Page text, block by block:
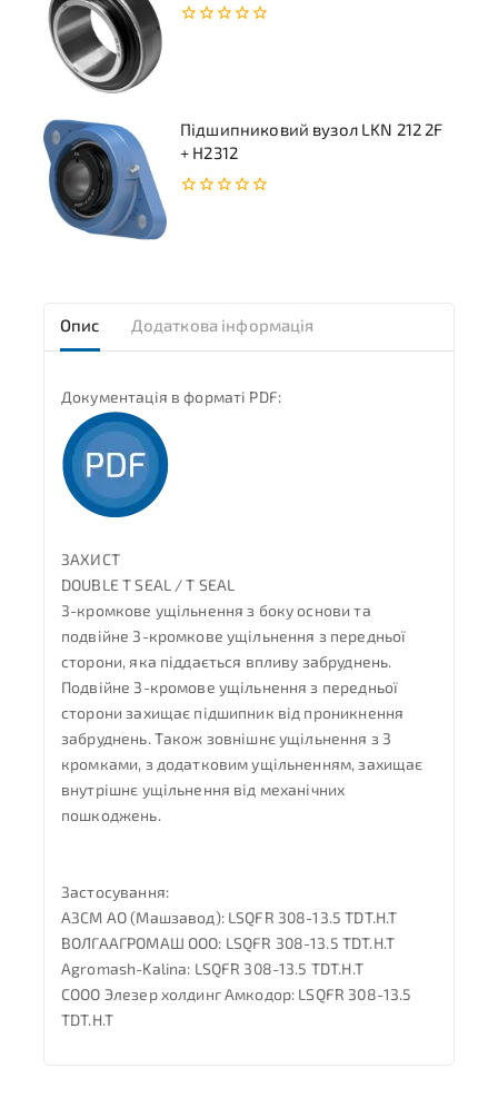
Підшипниковий вузол LKN 212 2F
+ H2312
Опис Додаткова інформація
Документація в форматі PDF:
ЗАХИСТ
DOUBLE T SEAL / T SEAL
3-кромкове ущільнення з боку основи та
подвійне 3-кромкове ущільнення з передньої
сторони, яка піддається впливу забруднень.
Подвійне 3-кромове ущільнення з передньої
сторони захищає підшипник від проникнення
забруднень. Також зовнішнє ущільнення з 3
кромками, з додатковим ущільненням, захищає
внутрішнє ущільнення від механічних
пошкоджень.
Застосування:
АЗСМ АО (Машзавод): LSQFR 308-13.5 TDT.H.T
ВОЛГААГРОМАШ ООО: LSQFR 308-13.5 TDT.H.T
Agromash-Kalina: LSQFR 308-13.5 TDT.H.T
СООО Элезер холдинг Амкодор: LSQFR 308-13.5
TDT.H.T